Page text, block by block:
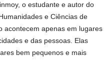
o estudante e autor do
e Ciências de
acontecem apenas em lugares
e das pessoas. Elas
bem pequenos e mais